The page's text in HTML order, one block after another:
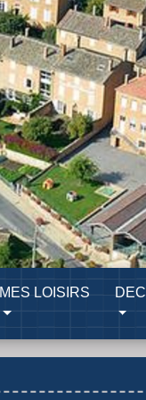
MES LOISIRS